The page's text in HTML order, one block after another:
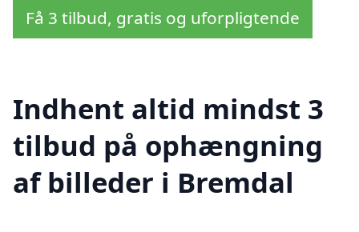
Få 3 tilbud, gratis og uforpligtende
Indhent altid mindst 3
tilbud på ophængning
af billeder i Bremdal